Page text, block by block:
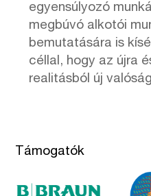
egyensúlyozó
megbúvó alkotói
bemutatására is
céllal, hogy az újra
realitásból új
Támogatók